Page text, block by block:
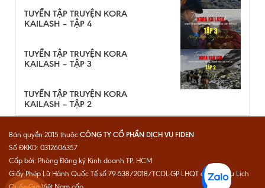
TUYỂN TẬP TRUYỆN KORA
KAILASH – TẬP 4
TUYỂN TẬP TRUYỆN KORA
KAILASH – TẬP 3
TUYỂN TẬP TRUYỆN KORA
KAILASH – TẬP 2
Bản quyền 2015 thuộc CÔNG TY CỔ PHẦN DỊCH VỤ FIDEN
Số ĐKKD: 0312606357
Cấp bởi: Phòng Đăng ký Kinh doanh TP. HCM
Giấy Phép Lữ Hành Quốc Tế số 79-538/2018/TCDL-GP LHQT do Cục Du Lịch